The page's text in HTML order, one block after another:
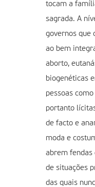
tocam a
sagrada. A
governos que
ao bem
aborto,
biogenéticas
pessoas
portanto
de facto e
moda e
abrem fendas
de situações
das quais